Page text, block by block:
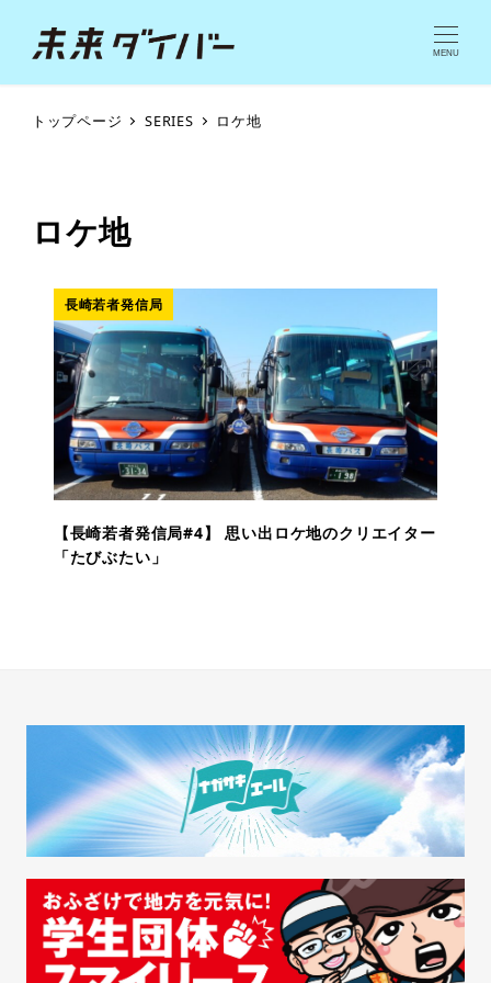
MENU
トップページ SERIES ロケ地
ロケ地
長崎若者発信局
【長崎若者発信局#4】 思い出ロケ地のクリエイター
「たびぶたい」